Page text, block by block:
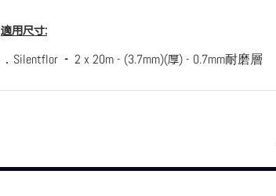
適用尺寸:
．Silentflor - 2 x 20m - (3.7mm)(厚) - 0.7mm耐磨層